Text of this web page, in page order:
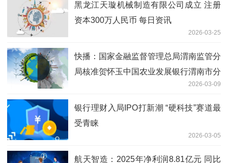
黑龙江天璇机械制造有限公司成立 注册
资本300万人民币 每日资讯
2026-03-25
快播：国家金融监督管理总局渭南监管分
局核准贺怀玉中国农业发展银行渭南市分
2026-03-09
银行理财入局IPO打新潮 “硬科技”赛道最
受青睐
2026-03-05
航天智造：2025年净利润8.81亿元 同比